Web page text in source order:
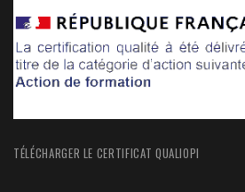
TÉLÉCHARGER LE CERTIFICAT QUALIOPI